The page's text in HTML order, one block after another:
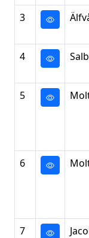
3
4
5
6
7